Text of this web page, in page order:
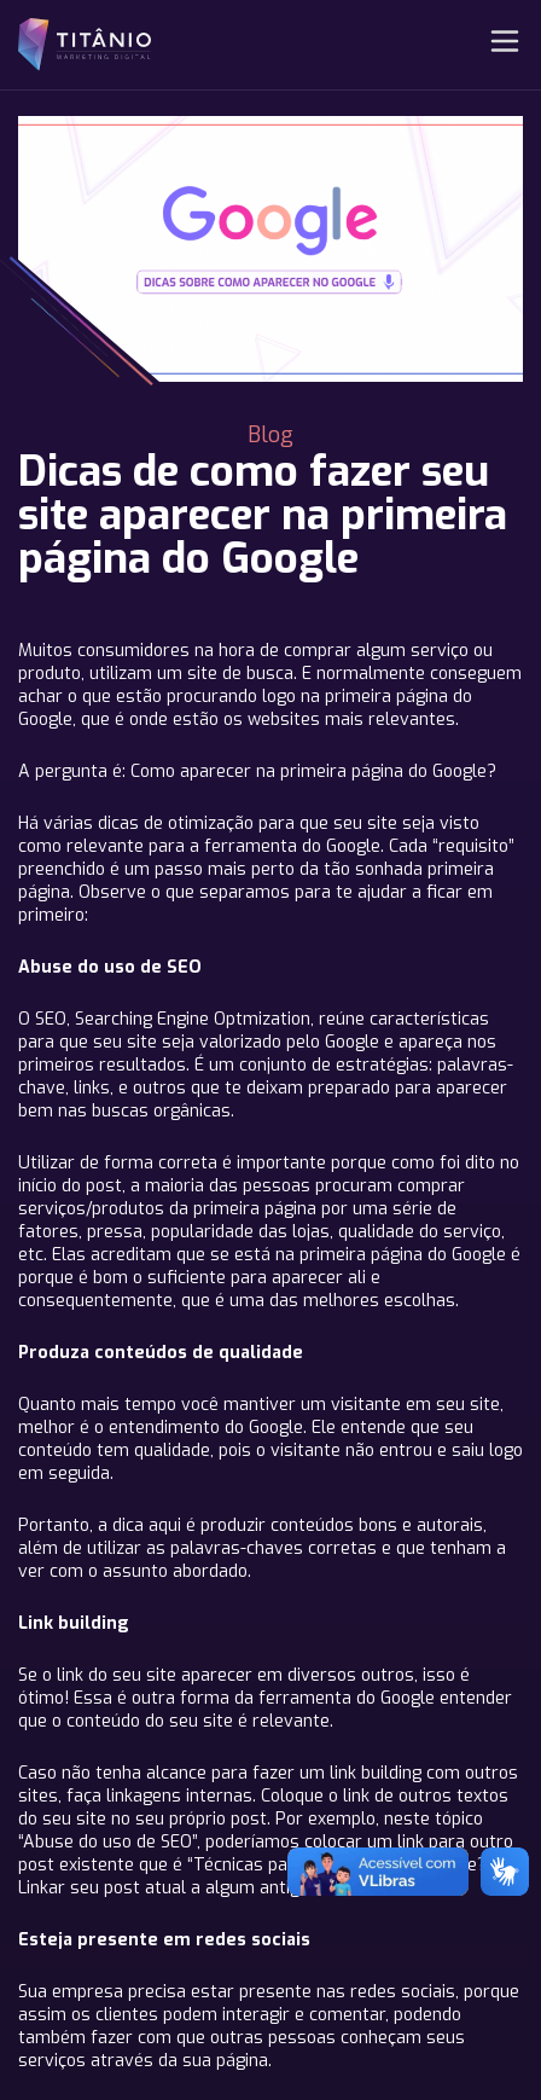
Blog
Dicas de como fazer seu
site aparecer na primeira
página do Google
Muitos consumidores na hora de comprar algum serviço ou
produto, utilizam um site de busca. E normalmente conseguem
achar o que estão procurando logo na primeira página do
Google, que é onde estão os websites mais relevantes.
A pergunta é: Como aparecer na primeira página do Google?
Há várias dicas de otimização para que seu site seja visto
como relevante para a ferramenta do Google. Cada “requisito”
preenchido é um passo mais perto da tão sonhada primeira
página. Observe o que separamos para te ajudar a ficar em
primeiro:
Abuse do uso de SEO
O SEO, Searching Engine Optmization, reúne características
para que seu site seja valorizado pelo Google e apareça nos
primeiros resultados. É um conjunto de estratégias: palavras-
chave, links, e outros que te deixam preparado para aparecer
bem nas buscas orgânicas.
Utilizar de forma correta é importante porque como foi dito no
início do post, a maioria das pessoas procuram comprar
serviços/produtos da primeira página por uma série de
fatores, pressa, popularidade das lojas, qualidade do serviço,
etc. Elas acreditam que se está na primeira página do Google é
porque é bom o suficiente para aparecer ali e
consequentemente, que é uma das melhores escolhas.
Produza conteúdos de qualidade
Quanto mais tempo você mantiver um visitante em seu site,
melhor é o entendimento do Google. Ele entende que seu
conteúdo tem qualidade, pois o visitante não entrou e saiu logo
em seguida.
Portanto, a dica aqui é produzir conteúdos bons e autorais,
além de utilizar as palavras-chaves corretas e que tenham a
ver com o assunto abordado.
Link building
Se o link do seu site aparecer em diversos outros, isso é
ótimo! Essa é outra forma da ferramenta do Google entender
que o conteúdo do seu site é relevante.
Caso não tenha alcance para fazer um link building com outros
sites, faça linkagens internas. Coloque o link de outros textos
do seu site no seu próprio post. Por exemplo, neste tópico
“Abuse do uso de SEO”, poderíamos colocar um link para outro
post existente que é “Técnicas para uso de SEO”. Entende?
Linkar seu post atual a algum antigo.
Esteja presente em redes sociais
Sua empresa precisa estar presente nas redes sociais, porque
assim os clientes podem interagir e comentar, podendo
também fazer com que outras pessoas conheçam seus
serviços através da sua página.